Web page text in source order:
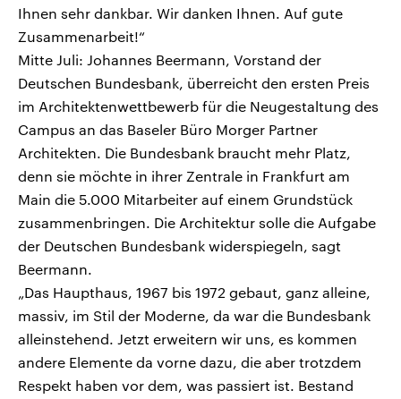
Ihnen sehr dankbar. Wir danken Ihnen. Auf gute
Zusammenarbeit!“
Mitte Juli: Johannes Beermann, Vorstand der
Deutschen Bundesbank, überreicht den ersten Preis
im Architektenwettbewerb für die Neugestaltung des
Campus an das Baseler Büro Morger Partner
Architekten. Die Bundesbank braucht mehr Platz,
denn sie möchte in ihrer Zentrale in Frankfurt am
Main die 5.000 Mitarbeiter auf einem Grundstück
zusammenbringen. Die Architektur solle die Aufgabe
der Deutschen Bundesbank widerspiegeln, sagt
Beermann.
„Das Haupthaus, 1967 bis 1972 gebaut, ganz alleine,
massiv, im Stil der Moderne, da war die Bundesbank
alleinstehend. Jetzt erweitern wir uns, es kommen
andere Elemente da vorne dazu, die aber trotzdem
Respekt haben vor dem, was passiert ist. Bestand